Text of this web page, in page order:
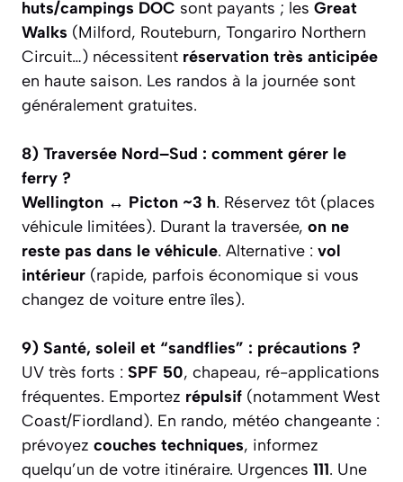
huts/campings DOC sont payants ; les Great
Walks (Milford, Routeburn, Tongariro Northern
Circuit…) nécessitent réservation très anticipée
en haute saison. Les randos à la journée sont
généralement gratuites.
8) Traversée Nord–Sud : comment gérer le
ferry ?
Wellington ↔ Picton ~3 h. Réservez tôt (places
véhicule limitées). Durant la traversée, on ne
reste pas dans le véhicule. Alternative : vol
intérieur (rapide, parfois économique si vous
changez de voiture entre îles).
9) Santé, soleil et “sandflies” : précautions ?
UV très forts : SPF 50, chapeau, ré-applications
fréquentes. Emportez répulsif (notamment West
Coast/Fiordland). En rando, météo changeante :
prévoyez couches techniques, informez
quelqu’un de votre itinéraire. Urgences 111. Une